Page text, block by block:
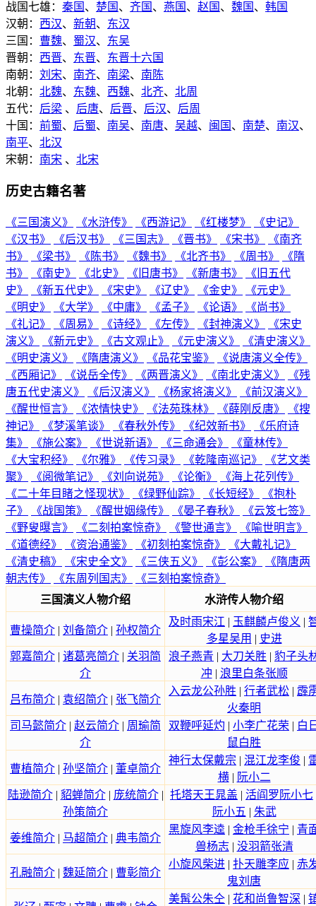
战国七雄： 秦国 、 楚国 、 齐国 、 燕国 、 赵国 、 魏国 、 韩国
汉朝： 西汉、 新朝、 东汉
三国： 曹魏、 蜀汉、 东吴
晋朝： 西晋、 东晋、 东晋十六国
南朝： 刘宋、 南齐、 南梁、 南陈
北朝： 北魏、 东魏、 西魏、 北齐、 北周
五代： 后梁 、 后唐、 后晋、 后汉、 后周
十国： 前蜀、 后蜀、 南吴、 南唐、 吴越、 闽国 、 南楚、 南汉、
南平、 北汉
宋朝： 南宋 、 北宋
历史古籍名著
《三国演义》 《水浒传》 《西游记》 《红楼梦》
《史记》
《汉书》
《后汉书》 《三国志》 《晋书》 《宋书》
《南齐
书》
《梁书》 《陈书》 《魏书》 《北齐书》 《周书》
《隋
书》
《南史》 《北史》 《旧唐书》 《新唐书》
《旧五代
史》
《新五代史》 《宋史》 《辽史》 《金史》
《元史》
《明史》
《大学》 《中庸》 《孟子》 《论语》
《尚书》
《礼记》
《周易》 《诗经》 《左传》 《封神演义》
《宋史
演义》
《新元史》 《古文观止》 《元史演义》
《清史演义》
《明史演义》
《隋唐演义》 《品花宝鉴》
《说唐演义全传》
《西厢记》
《说岳全传》 《两晋演义》 《南北史演义》
《残
唐五代史演义》
《后汉演义》 《杨家将演义》
《前汉演义》
《醒世恒言》
《浓情快史》 《法苑珠林》 《薛刚反唐》
《搜
神记》
《梦溪笔谈》 《春秋外传》 《纪效新书》
《乐府诗
集》
《施公案》 《世说新语》 《三命通会》
《童林传》
《大宝积经》
《尔雅》 《传习录》 《乾隆南巡记》
《艺文类
聚》
《阅微笔记》 《刘向说苑》 《论衡》
《海上花列传》
《二十年目睹之怪现状》
《绿野仙踪》 《长短经》
《抱朴
子》
《战国策》 《醒世姻缘传》 《晏子春秋》
《云笈七签》
《野叟曝言》
《二刻拍案惊奇》 《警世通言》
《喻世明言》
《道德经》
《资治通鉴》 《初刻拍案惊奇》
《大戴礼记》
《清史稿》
《宋史全文》 《三侠五义》 《彭公案》
《隋唐两
朝志传》
《东周列国志》
《三刻拍案惊奇》
三国演义人物介绍
水浒传人物介绍
曹操简介 | 刘备简介 | 孙权简介
及时雨宋江 | 玉麒麟卢俊义 |
多星吴用 | 史进
郭嘉简介 | 诸葛亮简介 | 关羽简
介
浪子燕青 | 大刀关胜 | 豹子头
冲 | 浪里白条张顺
吕布简介 | 袁绍简介 | 张飞简介
入云龙公孙胜 | 行者武松 | 霹
火秦明
司马懿简介 | 赵云简介 | 周瑜简
介
双鞭呼延灼 | 小李广花荣 | 白
鼠白胜
曹植简介 | 孙坚简介 | 董卓简介
神行太保戴宗 | 混江龙李俊 |
横| 阮小二
陆逊简介| 貂蝉简介| 庞统简介|
孙策简介
托塔天王晁盖 | 活阎罗阮小七
阮小五 | 朱武
姜维简介 | 马超简介 | 典韦简介
黑旋风李逵 | 金枪手徐宁 | 青
兽杨志| 没羽箭张清
孔融简介 | 魏延简介 | 曹彰简介
小旋风柴进 | 扑天雕李应 | 赤
鬼刘唐
美髯公朱仝 | 花和尚鲁智深 |